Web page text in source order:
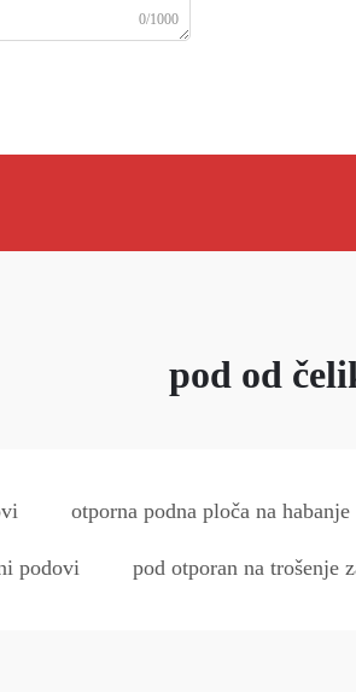
0/1000
pod od
otporna podna ploča na habanje
podovi pod otporan na trošenje